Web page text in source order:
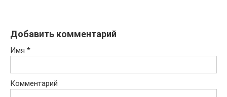
Добавить комментарий
Имя *
Комментарий